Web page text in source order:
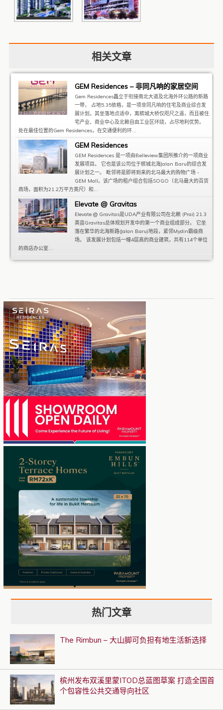
相关文章
GEM Residences – 非同凡响的家居空间
Gem Residences矗立于衔接南北大道及北海外环公路的新路
一带， 占地5.35依格，是一项非同凡响的住宅及商业综合发
展计划。其坐落地点适中，离槟城大桥仅咫尺之遥，而且被住
宅产业、商业中心及北赖自由工业区环绕，占尽地利优势。
处在最佳位置的Gem Residences，在交通便利的环...
GEM Residences
GEM Residences 是一项由Belleview集团所推介的一项商业
发展项目。 它也是该公司位于槟城北海Jalan Baru的综合发
展计划之一。 毗邻将是即将到来的北马最大的购物广场 -
GEM Mall。该广场的租户组合包括SOGO（北马最大的百货
商场，面积为21.2万平方英尺）和...
Elevate @ Gravitas
Elevate @ Gravitas是UDA产业有限公司在北赖 (Prai) 21.3
英亩Gravitas总体规划开发中的第一个商业组成部分。 它坐
落在繁华的北海新路(Jalan Baru)地段，紧邻Mydin霸级商
场。 该发展计划包括一幢4层高的商业建筑，共有114个单位
的商店办公室...
热门文章
The Rimbun – 大山脚可负担有地生活新选择
槟州发布双溪里蒙ITOD总蓝图草案 打造全国首
个包容性公共交通导向社区